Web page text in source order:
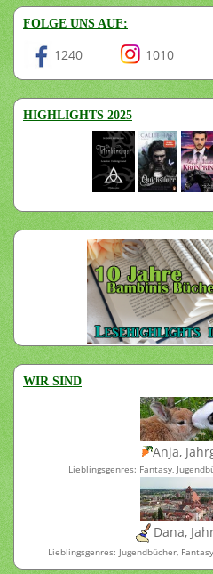
FOLGE UNS AUF:
1240 1010
HIGHLIGHTS 2025
WIR SIND
Anja,
Lieblingsgenres: Fantasy,
Dana,
Lieblingsgenres: Jugendbücher,